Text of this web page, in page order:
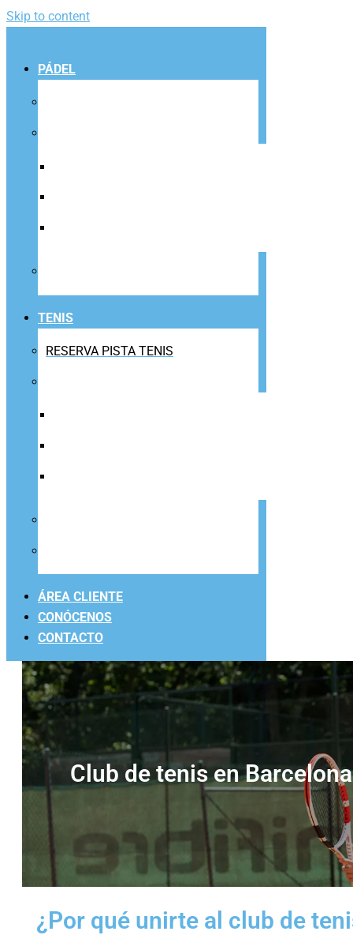
Skip to content
PÁDEL
TENIS
RESERVA PISTA TENIS
ÁREA CLIENTE
CONÓCENOS
CONTACTO
Club de tenis en
¿Por qué unirte al club de